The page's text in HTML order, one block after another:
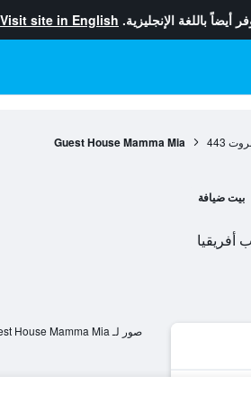
أيضاً باللغة الإنجليزية. Visit site in English
443
Guest House Mamma Mia
بيت ضيافة
صور لـ Guest House Mamma Mia